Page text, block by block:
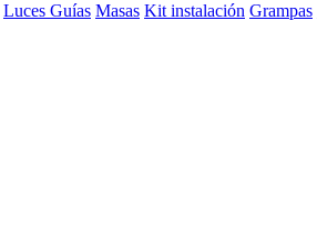
Luces Guías Masas Kit instalación Grampas